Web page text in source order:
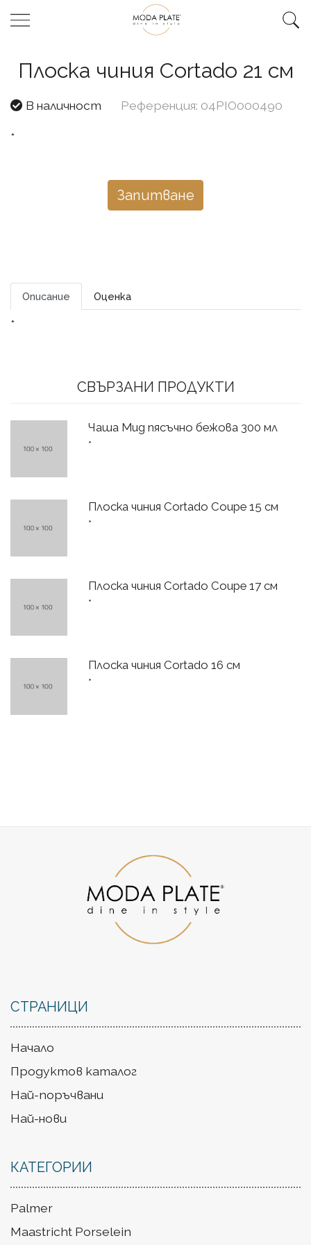
Плоска чиния Cortado 21 см
В наличност Референция: 04PIO000490
*
Запитване
Описание Оценка
*
СВЪРЗАНИ ПРОДУКТИ
Чаша Mug пясъчно бежова 300 мл
*
Плоска чиния Cortado Coupe 15 см
*
Плоска чиния Cortado Coupe 17 см
*
Плоска чиния Cortado 16 см
*
СТРАНИЦИ
Начало
Продуктов каталог
Най-поръчвани
Най-нови
КАТЕГОРИИ
Palmer
Maastricht Porselein